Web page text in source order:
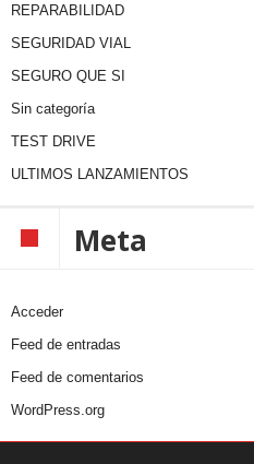
REPARABILIDAD
SEGURIDAD VIAL
SEGURO QUE SI
Sin categoría
TEST DRIVE
ULTIMOS LANZAMIENTOS
Meta
Acceder
Feed de entradas
Feed de comentarios
WordPress.org